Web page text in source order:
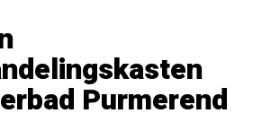
Purmerend